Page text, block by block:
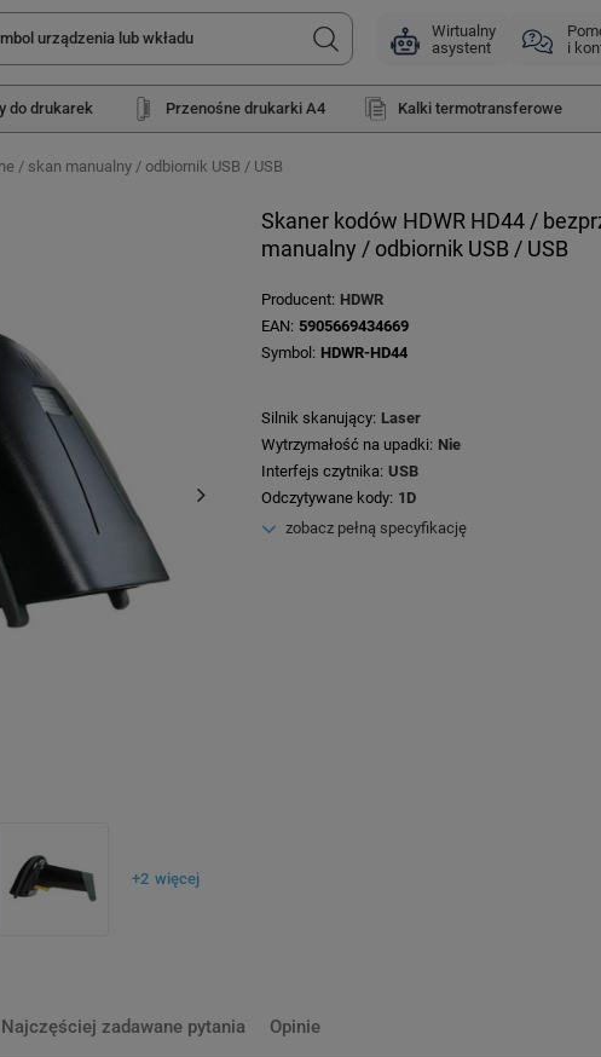
Wirtualny
asystent
i
do drukarek Przenośne drukarki A4 Kalki termotransferowe
/ skan manualny / odbiornik USB / USB
+2 więcej
Skaner kodów HDWR HD44 /
manualny / odbiornik USB / USB
Producent HDWR
EAN 5905669434669
Symbol
HDWR-HD44
Silnik skanujący Laser
Wytrzymałość na upadki Nie
Interfejs czytnika USB
Odczytywane kody 1D
zobacz pełną specyfikację
Najczęściej zadawane pytania Opinie